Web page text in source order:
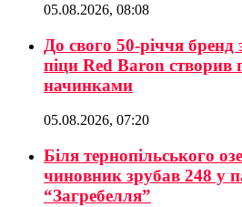
05.08.2026, 08:08
До свого 50-річчя бренд
піци Red Baron створив
начинками
05.08.2026, 07:20
Біля тернопільського
чиновник зрубав 248 у
“Загребелля”